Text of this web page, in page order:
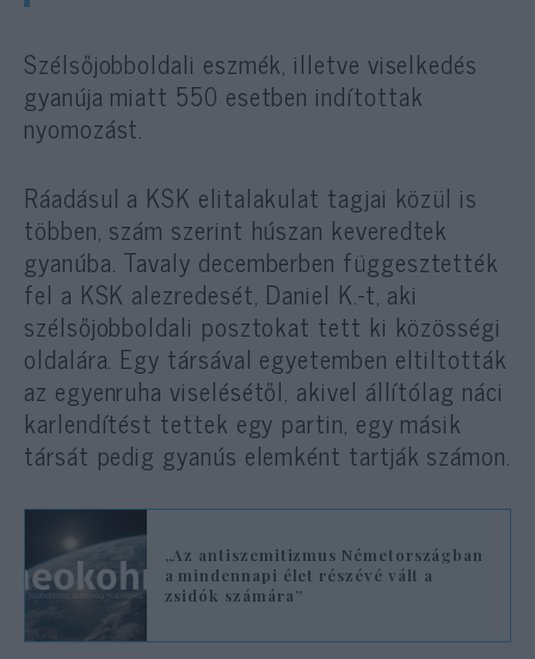
Szélsőjobboldali eszmék, illetve viselkedés
gyanúja miatt 550 esetben indítottak
nyomozást.
Ráadásul a KSK elitalakulat tagjai közül is
többen, szám szerint húszan keveredtek
gyanúba. Tavaly decemberben függesztették
fel a KSK alezredesét, Daniel K.-t, aki
szélsőjobboldali posztokat tett ki közösségi
oldalára. Egy társával egyetemben eltiltották
az egyenruha viselésétől, akivel állítólag náci
karlendítést tettek egy partin, egy másik
társát pedig gyanús elemként tartják számon.
„Az antiszemitizmus Németországban
a mindennapi élet részévé vált a
zsidók számára”